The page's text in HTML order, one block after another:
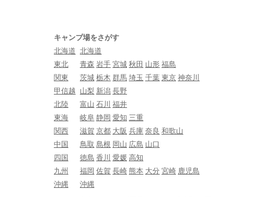
キャンプ場をさがす
北海道 北海道
東北
青森 岩手 宮城 秋田 山形 福島
関東
茨城 栃木 群馬 埼玉 千葉 東京 神奈川
甲信越
山梨 新潟 長野
北陸
富山 石川 福井
東海
岐阜 静岡 愛知 三重
関西
滋賀 京都 大阪 兵庫 奈良 和歌山
中国
鳥取 島根 岡山 広島 山口
四国
徳島 香川 愛媛 高知
九州
福岡 佐賀 長崎 熊本 大分 宮崎 鹿児島
沖縄
沖縄